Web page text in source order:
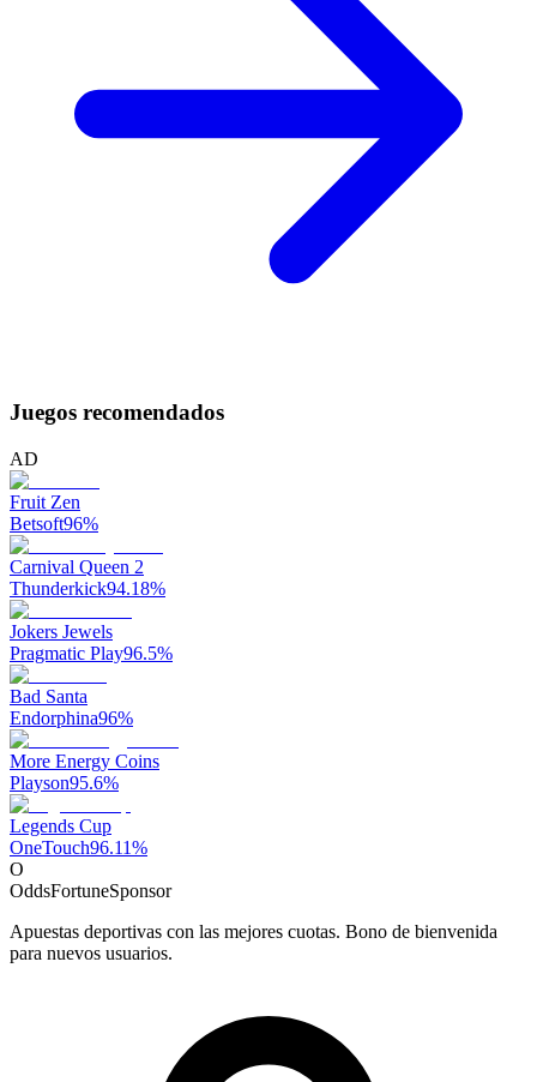
Juegos recomendados
AD
Fruit Zen
Betsoft96%
Carnival Queen 2
Thunderkick94.18%
Jokers Jewels
Pragmatic Play96.5%
Bad Santa
Endorphina96%
More Energy Coins
Playson95.6%
Legends Cup
OneTouch96.11%
O
OddsFortuneSponsor
Apuestas deportivas con las mejores cuotas. Bono de bienvenida
para nuevos usuarios.